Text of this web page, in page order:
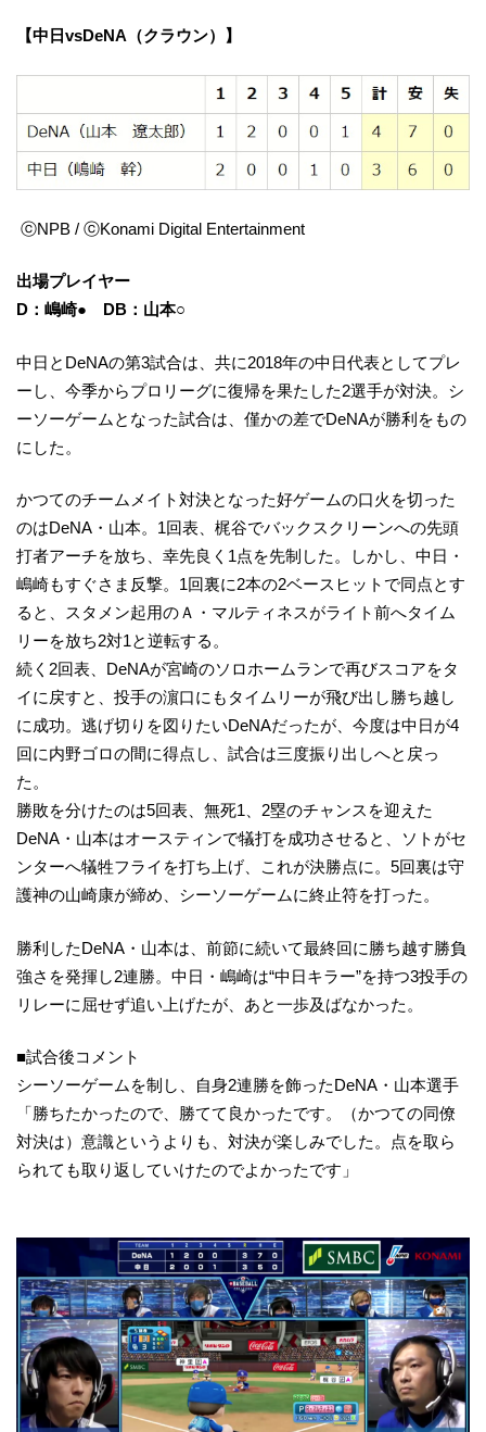
【中日vsDeNA（クラウン）】
ⓒNPB / ⓒKonami Digital Entertainment
出場プレイヤー
D：嶋崎● DB：山本○
中日とDeNAの第3試合は、共に2018年の中日代表としてプレ
ーし、今季からプロリーグに復帰を果たした2選手が対決。シ
ーソーゲームとなった試合は、僅かの差でDeNAが勝利をもの
にした。
かつてのチームメイト対決となった好ゲームの口火を切った
のはDeNA・山本。1回表、梶谷でバックスクリーンへの先頭
打者アーチを放ち、幸先良く1点を先制した。しかし、中日・
嶋崎もすぐさま反撃。1回裏に2本の2ベースヒットで同点とす
ると、スタメン起用のＡ・マルティネスがライト前へタイム
リーを放ち2対1と逆転する。
続く2回表、DeNAが宮崎のソロホームランで再びスコアをタ
イに戻すと、投手の濵口にもタイムリーが飛び出し勝ち越し
に成功。逃げ切りを図りたいDeNAだったが、今度は中日が4
回に内野ゴロの間に得点し、試合は三度振り出しへと戻っ
た。
勝敗を分けたのは5回表、無死1、2塁のチャンスを迎えた
DeNA・山本はオースティンで犠打を成功させると、ソトがセ
ンターへ犠牲フライを打ち上げ、これが決勝点に。5回裏は守
護神の山崎康が締め、シーソーゲームに終止符を打った。
勝利したDeNA・山本は、前節に続いて最終回に勝ち越す勝負
強さを発揮し2連勝。中日・嶋崎は“中日キラー”を持つ3投手の
リレーに屈せず追い上げたが、あと一歩及ばなかった。
■試合後コメント
シーソーゲームを制し、自身2連勝を飾ったDeNA・山本選手
「勝ちたかったので、勝てて良かったです。（かつての同僚
対決は）意識というよりも、対決が楽しみでした。点を取ら
られても取り返していけたのでよかったです」